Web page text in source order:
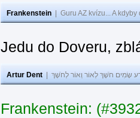
Frankenstein Guru AZ kvízu... A
Jedu do Doveru,
Artur Dent שָׂמִים חֹשֶׁךְ לְאוֹר וְאוֹר לְחֹשֶׁךְ
Frankenstein: